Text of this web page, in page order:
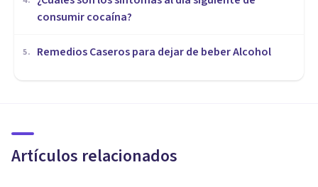
consumir cocaína?
5. Remedios Caseros para dejar de beber Alcohol
Artículos relacionados
alcohol y actuar ante esta